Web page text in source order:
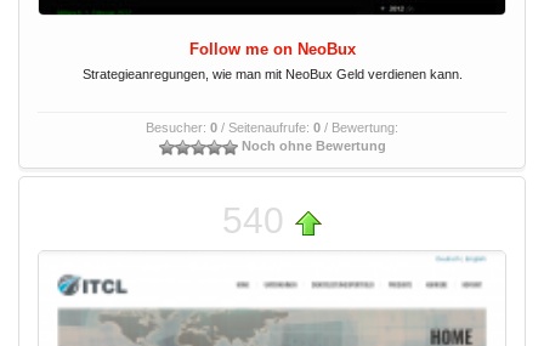
Follow me on NeoBux
Strategieanregungen, wie man mit NeoBux Geld verdienen kann.
Besucher: 0 / Seitenaufrufe: 0 / Bewertung:
Noch ohne Bewertung
540